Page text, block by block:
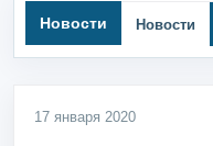
Новости Новости
17 января 2020